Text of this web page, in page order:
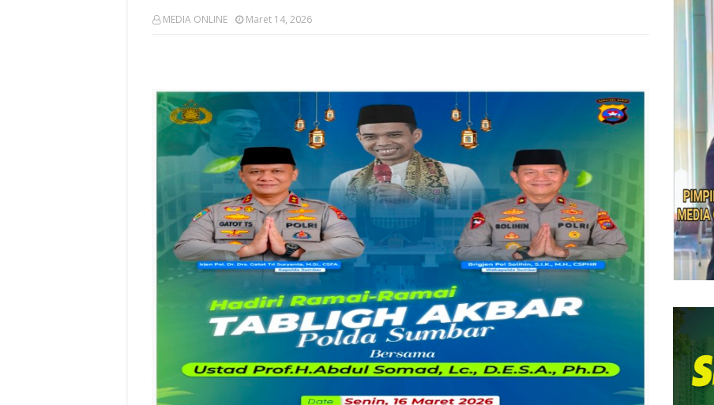
MEDIA ONLINE Maret 14, 2026